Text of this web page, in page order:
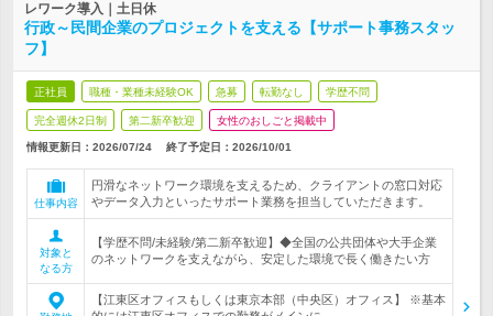
レワーク導入｜土日休
行政～民間企業のプロジェクトを支える【サポート事務スタッ
フ】
正社員 職種・業種未経験OK 急募 転勤なし 学歴不問
完全週休2日制 第二新卒歓迎 女性のおしごと掲載中
情報更新日：2026/07/24 終了予定日： 2026/10/01
仕事内容
円滑なネットワーク環境を支えるため、クライアントの窓口対応
やデータ入力といったサポート業務を担当していただきます。
対象と
なる方
【学歴不問/未経験/第二新卒歓迎】◆全国の公共団体や大手企業
のネットワークを支えながら、安定した環境で長く働きたい方
【江東区オフィスもしくは東京本部（中央区）オフィス】 ※基本